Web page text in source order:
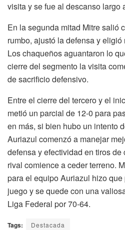
visita y se fue al descanso largo
En la segunda mitad Mitre salió
rumbo, ajustó la defensa y
Los chaqueños aguantaron lo
cierre del segmento la visita
de sacrificio defensivo.
Entre el cierre del tercero y el
metió un parcial de 12-0 para
en más, si bien hubo un intento
Auriazul comenzó a manejar
defensa y efectividad en tiros
rival comience a ceder terreno.
para el equipo Auriazul hizo
juego y se quede con una
Liga Federal por 70-64.
Tags: Destacada